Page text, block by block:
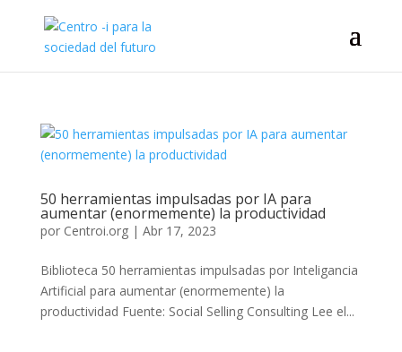
50 herramientas impulsadas por IA para
aumentar (enormemente) la productividad
por Centroi.org| Abr 17, 2023
Biblioteca 50 herramientas impulsadas por Inteligancia
Artificial para aumentar (enormemente) la
productividad Fuente: Social Selling Consulting Lee el...